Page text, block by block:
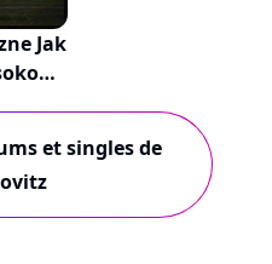
Jak
et singles de